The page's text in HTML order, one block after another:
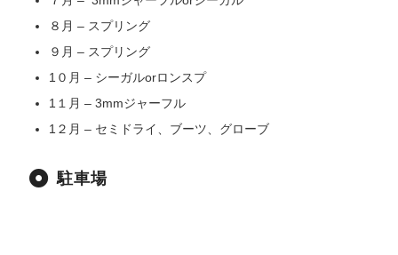
８月 – スプリング
９月 – スプリング
1０月 – シーガルorロンスプ
1１月 – 3mmジャーフル
1２月 – セミドライ、ブーツ、グローブ
駐車場